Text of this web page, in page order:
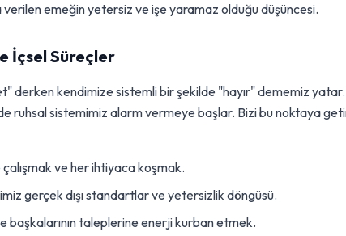
verilen emeğin yetersiz ve işe yaramaz olduğu düşüncesi.
İçsel Süreçler
derken kendimize sistemli bir şekilde "hayır" dememiz yatar.
ruhsal sistemimiz alarm vermeye başlar. Bizi bu noktaya
ve her ihtiyaca koşmak.
gerçek dışı standartlar ve yetersizlik döngüsü.
başkalarının taleplerine enerji kurban etmek.